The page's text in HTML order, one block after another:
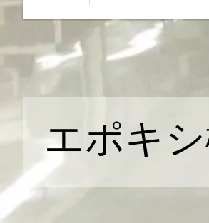
エポキ